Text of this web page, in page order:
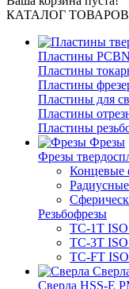
КАТАЛОГ ТОВАРОВ
Пластины PCBN
Пластины
Пластины
Пластины для
Пластины
Пластины
Фрезы
Фрезы
Концевые
Резьбофрезы
TC-1T
TC-3T
TC-FT
Cверла HSS-E